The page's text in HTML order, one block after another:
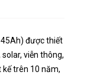
45Ah) được thiết
viễn thông,
trên 10 năm,